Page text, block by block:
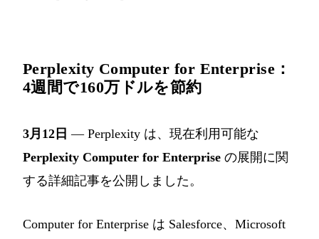
Perplexity Computer for Enterprise：
4週間で160万ドルを節約
3月12日 — Perplexity は、現在利用可能な
Perplexity Computer for Enterprise の展開に関
する詳細記事を公開しました。
Computer for Enterprise は Salesforce、Microsoft